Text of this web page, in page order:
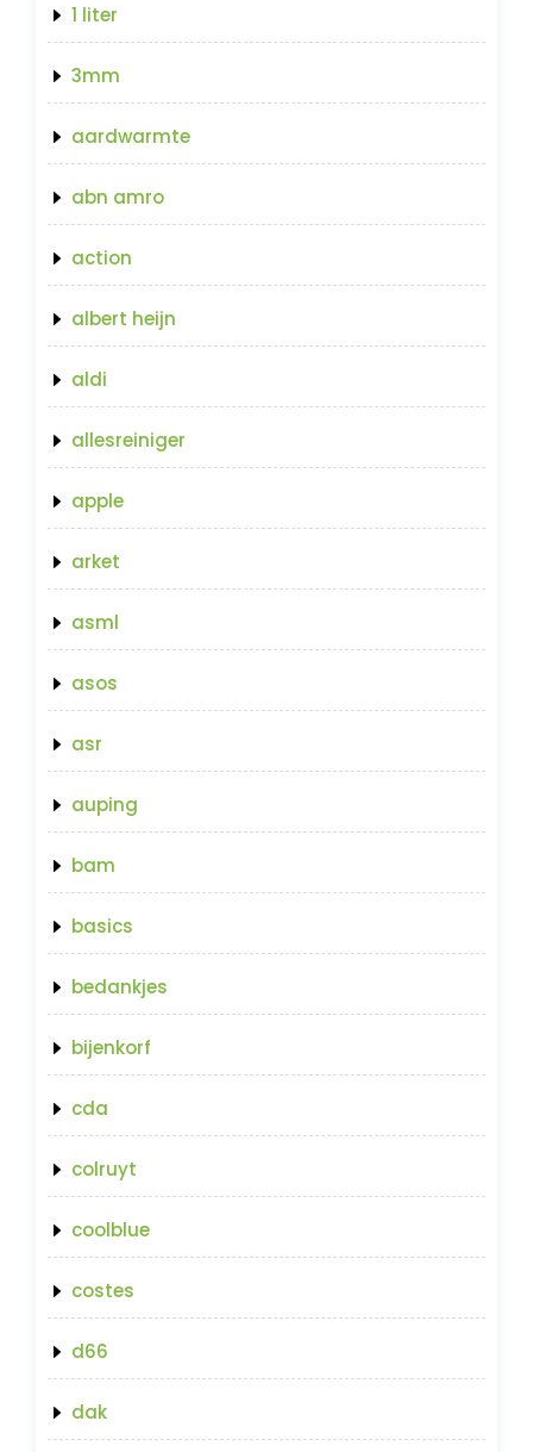
1 liter
3mm
aardwarmte
abn amro
action
albert heijn
aldi
allesreiniger
apple
arket
asml
asos
asr
auping
bam
basics
bedankjes
bijenkorf
cda
colruyt
coolblue
costes
d66
dak